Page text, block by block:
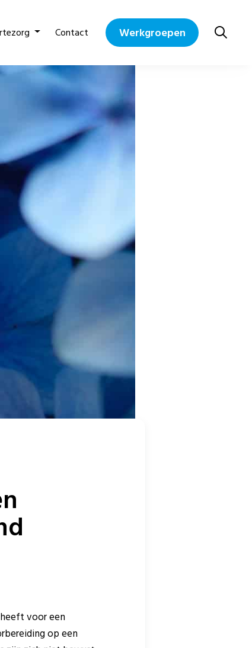
Contact Werkgroepen
voor een
op een